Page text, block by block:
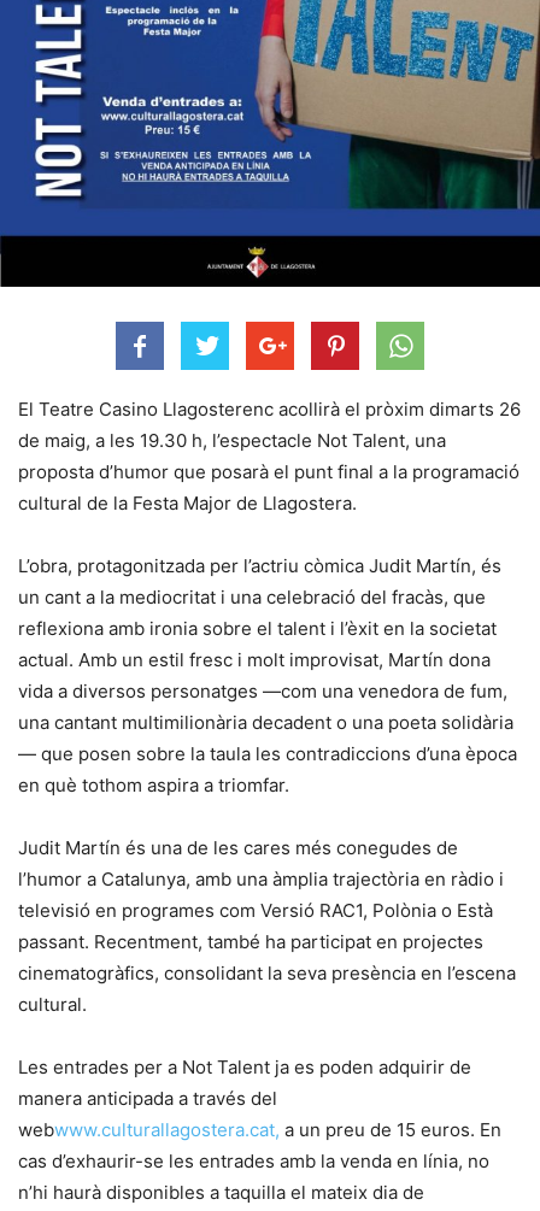
El Teatre Casino Llagosterenc acollirà el pròxim dimarts 26
de maig, a les 19.30 h, l’espectacle Not Talent, una
proposta d’humor que posarà el punt final a la programació
cultural de la Festa Major de Llagostera.
L’obra, protagonitzada per l’actriu còmica Judit Martín, és
un cant a la mediocritat i una celebració del fracàs, que
reflexiona amb ironia sobre el talent i l’èxit en la societat
actual. Amb un estil fresc i molt improvisat, Martín dona
vida a diversos personatges —com una venedora de fum,
una cantant multimilionària decadent o una poeta solidària
— que posen sobre la taula les contradiccions d’una època
en què tothom aspira a triomfar.
Judit Martín és una de les cares més conegudes de
l’humor a Catalunya, amb una àmplia trajectòria en ràdio i
televisió en programes com Versió RAC1, Polònia o Està
passant. Recentment, també ha participat en projectes
cinematogràfics, consolidant la seva presència en l’escena
cultural.
Les entrades per a Not Talent ja es poden adquirir de
manera anticipada a través del
webwww.culturallagostera.cat, a un preu de 15 euros. En
cas d’exhaurir-se les entrades amb la venda en línia, no
n’hi haurà disponibles a taquilla el mateix dia de